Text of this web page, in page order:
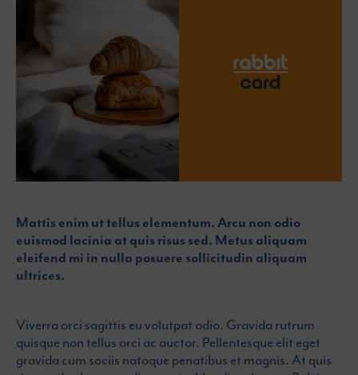
Mattis enim ut tellus elementum. Arcu non odio
euismod lacinia at quis risus sed. Metus aliquam
eleifend mi in nulla posuere sollicitudin aliquam
ultrices.
Viverra orci sagittis eu volutpat odio. Gravida rutrum
quisque non tellus orci ac auctor. Pellentesque elit eget
gravida cum sociis natoque penatibus et magnis. At quis